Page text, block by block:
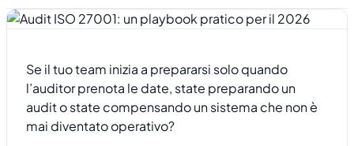
Se il tuo team inizia a prepararsi solo quando
l’auditor prenota le date, state preparando un
audit o state compensando un sistema che non è
mai diventato operativo?